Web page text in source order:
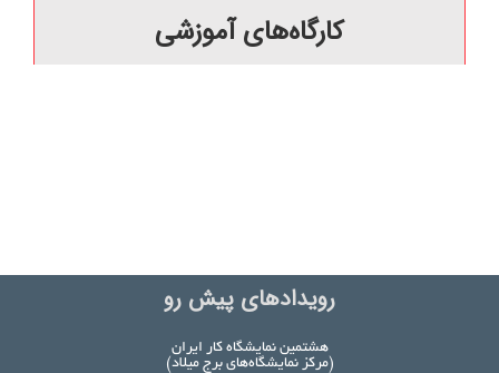
کارگاه‌های آموزشی‬‬‬
رویدادهای پیش رو
هشتمین نمایشگاه کار ایران
(مرکز نمایشگاه‌های برج میلاد)